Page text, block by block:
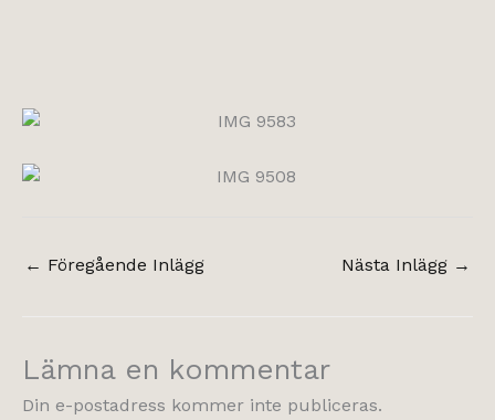
← Föregående Inlägg Nästa Inlägg →
Lämna en kommentar
Din e-postadress kommer inte publiceras.